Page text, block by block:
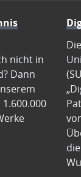
nicht in
Dann